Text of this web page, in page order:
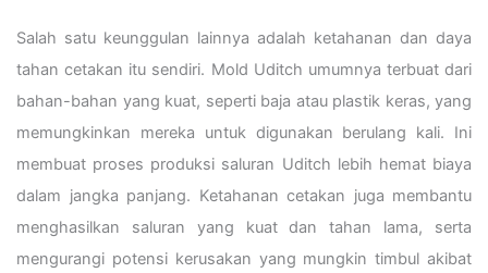
Salah satu keunggulan lainnya adalah ketahanan dan daya
tahan cetakan itu sendiri. Mold Uditch umumnya terbuat dari
bahan-bahan yang kuat, seperti baja atau plastik keras, yang
memungkinkan mereka untuk digunakan berulang kali. Ini
membuat proses produksi saluran Uditch lebih hemat biaya
dalam jangka panjang. Ketahanan cetakan juga membantu
menghasilkan saluran yang kuat dan tahan lama, serta
mengurangi potensi kerusakan yang mungkin timbul akibat